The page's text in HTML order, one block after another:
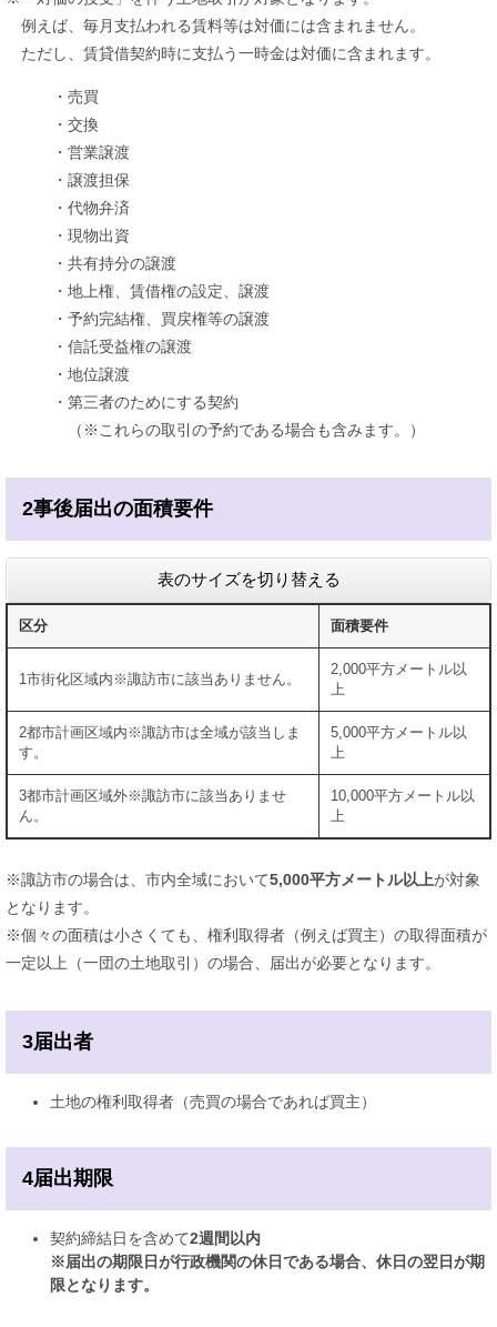
例えば、毎月支払われる賃料等は対価には含まれません。
ただし、賃貸借契約時に支払う一時金は対価に含まれます。
・売買
・交換
・営業譲渡
・譲渡担保
・代物弁済
・現物出資
・共有持分の譲渡
・地上権、賃借権の設定、譲渡
・予約完結権、買戻権等の譲渡
・信託受益権の譲渡
・地位譲渡
・第三者のためにする契約
（※これらの取引の予約である場合も含みます。）
2事後届出の面積要件
表のサイズを切り替える
区分 面積要件
1市街化区域内※諏訪市に該当ありません。
2,000平方メートル以
上
2都市計画区域内※諏訪市は全域が該当しま
す。
5,000平方メートル以
上
3都市計画区域外※諏訪市に該当ありませ
ん。
10,000平方メートル以
上
※諏訪市の場合は、市内全域において5,000平方メートル以上が対象
となります。
※個々の面積は小さくても、権利取得者（例えば買主）の取得面積が
一定以上（一団の土地取引）の場合、届出が必要となります。
3届出者
土地の権利取得者（売買の場合であれば買主）
4届出期限
契約締結日を含めて2週間以内
※届出の期限日が行政機関の休日である場合、休日の翌日が期
限となります。